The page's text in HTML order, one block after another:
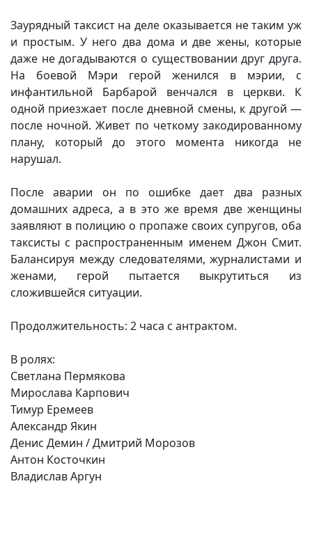
Заурядный таксист на деле оказывается не таким уж
и простым. У него два дома и две жены, которые
даже не догадываются о существовании друг друга.
На боевой Мэри герой женился в мэрии, с
инфантильной Барбарой венчался в церкви. К
одной приезжает после дневной смены, к другой —
после ночной. Живет по четкому закодированному
плану, который до этого момента никогда не
нарушал.
После аварии он по ошибке дает два разных
домашних адреса, а в это же время две женщины
заявляют в полицию о пропаже своих супругов, оба
таксисты с распространенным именем Джон Смит.
Балансируя между следователями, журналистами и
женами, герой пытается выкрутиться из
сложившейся ситуации.
Продолжительность: 2 часа с антрактом.
В ролях:
Светлана Пермякова
Мирослава Карпович
Тимур Еремеев
Александр Якин
Денис Демин / Дмитрий Морозов
Антон Косточкин
Владислав Аргун